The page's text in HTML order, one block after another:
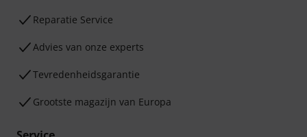
Reparatie Service
Advies van onze experts
Tevredenheidsgarantie
Grootste magazijn van Europa